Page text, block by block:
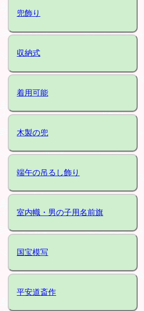
兜飾り
収納式
着用可能
木製の兜
端午の吊るし飾り
室内幟・男の子用名前旗
国宝模写
平安道斎作